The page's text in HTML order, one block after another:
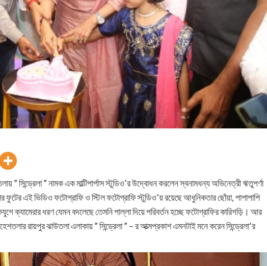
” সিন্ড্রেলা ” নামক এক মাল্টিপার্পাস স্টুডিও’র উদ্বোধন করলেন স্বনামধন্য অভিনেত্রী ঋতুপর্ণা
এই ভিডিও ফটোগ্রাফি ও স্টিল ফটোগ্রাফি স্টুডিও’য় রয়েছে আধুনিকতার ছোঁয়া, পাশাপাশি
ক্যামেরার ধরণ যেমন বদলেছে তেমনি পাল্লা দিয়ে পরিবর্তন হচ্ছে ফটোগ্রাফির কারিগড়ি। আর
রায়পুর ঝাউতলা এলাকায় ” সিন্ড্রেলা ” – র আত্মপ্রকাশ এমনটাই মনে করেন সিন্ড্রেলা’র